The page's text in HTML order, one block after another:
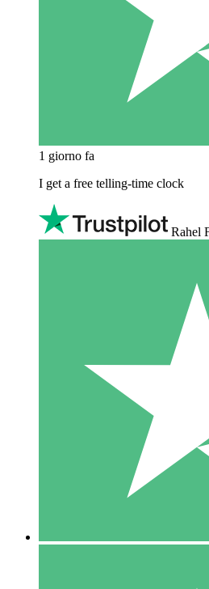
1 giorno fa
I get a free telling-time clock
Rahel